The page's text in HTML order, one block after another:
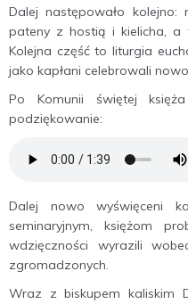
Dalej następowało kolejno:
pateny z hostią i kielicha, a
Kolejna część to liturgia
jako kapłani celebrowali
Po Komunii świętej
podziękowanie:
Dalej nowo wyświęceni
seminaryjnym, księżom
wdzięczności wyrazili
zgromadzonych.
Wraz z biskupem kaliskim